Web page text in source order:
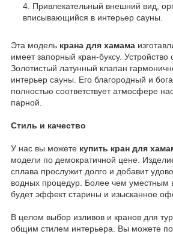
Привлекательный внешний вид,
вписывающийся в интерьер сауны.
Эта модель крана для хамама
имеет запорный кран-буксу.
Золотистый латунный клапан
интерьер сауны. Его благородный и
полностью соответствует атмосфере
парной.
Стиль и качество
У нас вы можете купить кран для
модели по демократичной цене.
сплава прослужит долго и добавит
водных процедур. Более чем уместным
будет эффект старины и изысканное
В целом выбор изливов и кранов для
общим стилем интерьера. Вы можете